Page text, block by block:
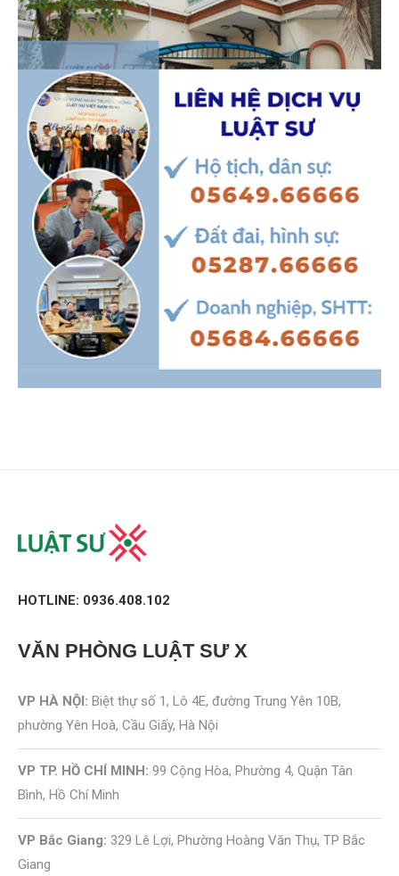
HOTLINE: 0936.408.102
VĂN PHÒNG LUẬT SƯ X
VP HÀ NỘI: Biệt thự số 1, Lô 4E, đường Trung Yên 10B,
phường Yên Hoà, Cầu Giấy, Hà Nội
VP TP. HỒ CHÍ MINH: 99 Cộng Hòa, Phường 4, Quận Tân
Bình, Hồ Chí Minh
VP Bắc Giang: 329 Lê Lợi, Phường Hoàng Văn Thụ, TP Bắc
Giang